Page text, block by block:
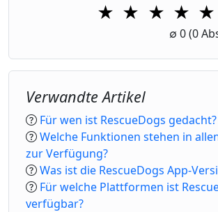
★ ★
2 Stars
★
3 Stars
★
4
★
∅ 0(0
Verwandte Artikel
Für wen ist RescueDogs gedacht?
Welche Funktionen stehen in
zur Verfügung?
Was ist die RescueDogs App-
Für welche Plattformen ist
verfügbar?